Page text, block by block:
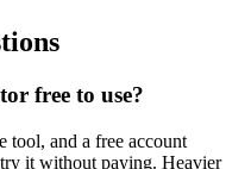
free to use?
tool, and a free account
it without paying. Heavier